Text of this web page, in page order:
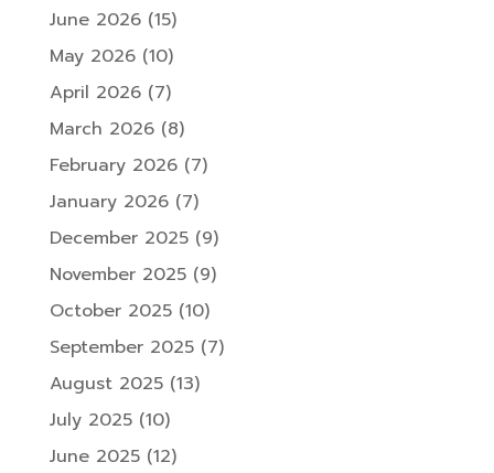
June 2026(15)
May 2026(10)
April 2026(7)
March 2026(8)
February 2026(7)
January 2026(7)
December 2025(9)
November 2025(9)
October 2025(10)
September 2025(7)
August 2025(13)
July 2025(10)
June 2025(12)